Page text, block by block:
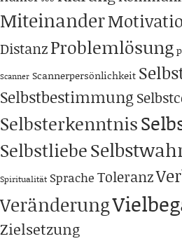
Miteinander
DistanzProblemlösung
Scanner Scannerpersönlichkeit
Selbstbestimmung
Selbsterkenntnis
Selbstliebe
Spiritualität Sprache Toleranz
Veränderung
Zielsetzung